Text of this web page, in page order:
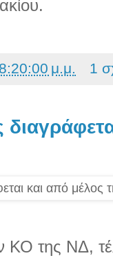
8:20:00 μ.μ. 1
ΚΟ της ΝΔ,